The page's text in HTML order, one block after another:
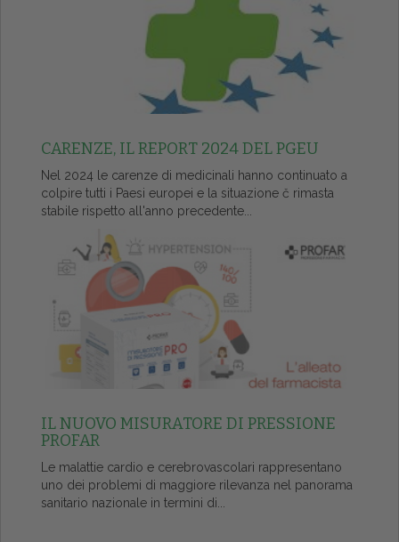
CARENZE, IL REPORT 2024 DEL PGEU
Nel 2024 le carenze di medicinali hanno continuato a
colpire tutti i Paesi europei e la situazione č rimasta
stabile rispetto all'anno precedente...
IL NUOVO MISURATORE DI PRESSIONE
PROFAR
Le malattie cardio e cerebrovascolari rappresentano
uno dei problemi di maggiore rilevanza nel panorama
sanitario nazionale in termini di...